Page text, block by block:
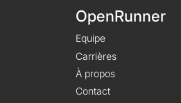
OpenRunner
Equipe
Carrières
À propos
Contact